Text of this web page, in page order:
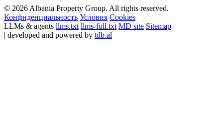
© 2026 Albania Property Group. All rights reserved.
Конфиденциальность Условия Cookies
LLMs & agents llms.txt llms-full.txt MD site Sitemap
| developed and powered by tdb.al